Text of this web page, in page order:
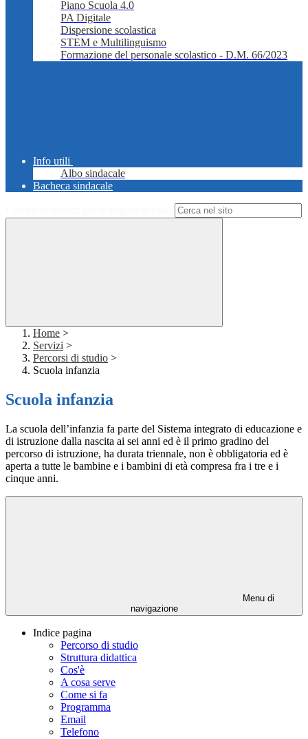
Piano Scuola 4.0
PA Digitale
Dispersione scolastica
STEM e Multilinguismo
Formazione del personale scolastico - D.M. 66/2023
Info utili
Albo sindacale
Bacheca sindacale
Home >
Servizi >
Percorsi di studio >
Scuola infanzia
Scuola infanzia
La scuola dell’infanzia fa parte del Sistema integrato di educazione e
di istruzione dalla nascita ai sei anni ed è il primo gradino del
percorso di istruzione, ha durata triennale, non è obbligatoria ed è
aperta a tutte le bambine e i bambini di età compresa fra i tre e i
cinque anni.
Menu di
navigazione
Indice pagina
Percorso di studio
Struttura didattica
Cos'è
A cosa serve
Come si fa
Programma
Email
Telefono